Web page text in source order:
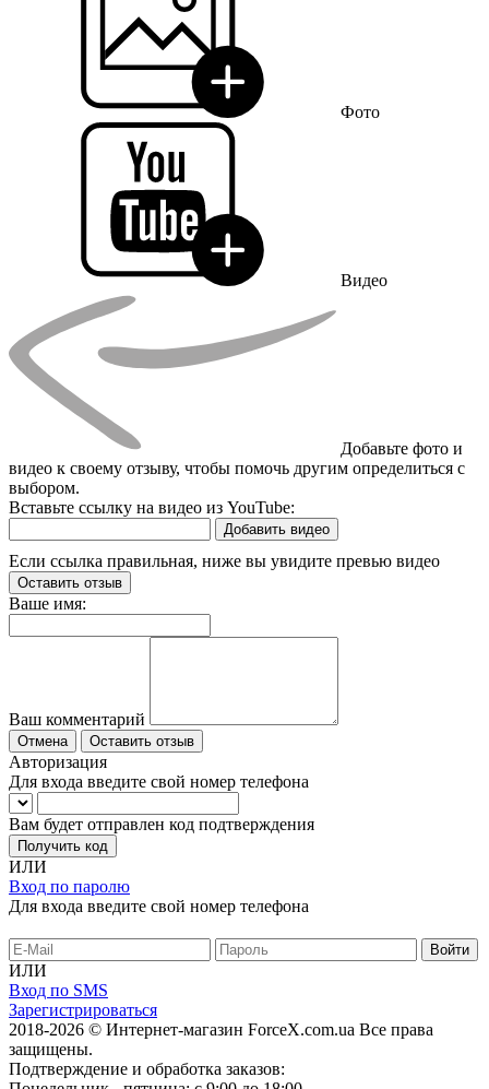
Фото
Видео
Добавьте фото и
видео к своему отзыву, чтобы помочь другим определиться с
выбором.
Вставьте ссылку на видео из YouTube:
Добавить видео
Если ссылка правильная, ниже вы увидите превью видео
Оставить отзыв
Ваше имя:
Ваш комментарий
Отмена Оставить отзыв
Авторизация
Для входа введите свой номер телефона
Вам будет отправлен код подтверждения
Получить код
ИЛИ
Вход по паролю
Для входа введите свой номер телефона
ИЛИ
Вход по SMS
Зарегистрироваться
2018-2026 © Интернет-магазин ForceX.com.ua Все права
защищены.
Подтверждение и обработка заказов: